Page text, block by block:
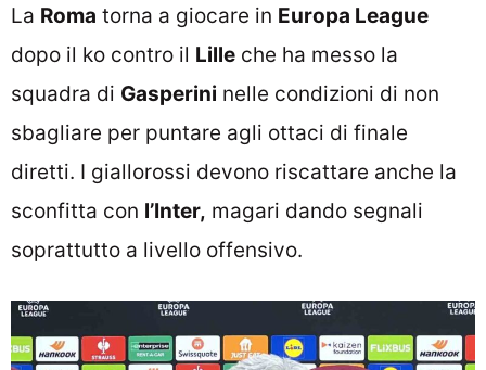
La Roma torna a giocare in Europa League
dopo il ko contro il Lille che ha messo la
squadra di Gasperini nelle condizioni di non
sbagliare per puntare agli ottaci di finale
diretti. I giallorossi devono riscattare anche la
sconfitta con l’Inter, magari dando segnali
soprattutto a livello offensivo.